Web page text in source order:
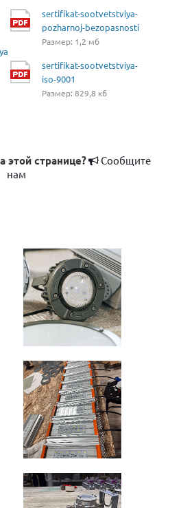
sertifikat-sootvetstviya-
pozharnoj-bezopasnosti
Размер: 1,2 мб
sertifikat-sootvetstviya-
iso-9001
Размер: 829,8 кб
этой странице?
Сообщите
нам